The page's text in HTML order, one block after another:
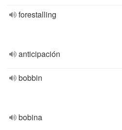
forestalling
anticipación
bobbin
bobina